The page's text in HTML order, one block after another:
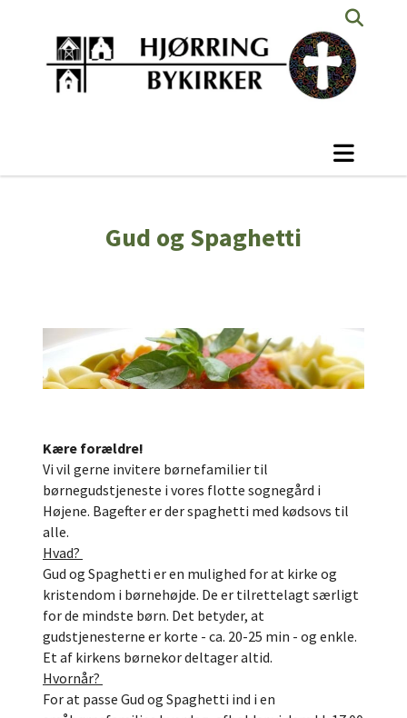
Gud og Spaghetti
Kære forældre!
Vi vil gerne invitere børnefamilier til
børnegudstjeneste i vores flotte sognegård i
Højene. Bagefter er der spaghetti med kødsovs til
alle.
Hvad?
Gud og Spaghetti er en mulighed for at kirke og
kristendom i børnehøjde. De er tilrettelagt særligt
for de mindste børn. Det betyder, at
gudstjenesterne er korte - ca. 20-25 min - og enkle.
Et af kirkens børnekor deltager altid.
Hvornår?
For at passe Gud og Spaghetti ind i en